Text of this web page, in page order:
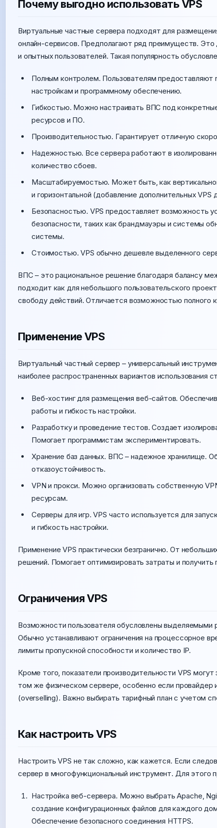
Почему выгодно использовать VPS
Виртуальные частные сервера подходят для
онлайн-сервисов. Предполагают ряд преимуществ. Это
и опытных пользователей. Такая популярность
Полным контролем. Пользователям предоставляют
настройкам и программному обеспечению.
Гибкостью. Можно настраивать ВПС под
ресурсов и ПО.
Производительностью. Гарантирует отличную
Надежностью. Все сервера работают в
количество сбоев.
Масштабируемостью. Может быть, как
и горизонтальной (добавление дополнительных VPS
Безопасностью. VPS предоставляет возможность
безопасности, таких как брандмауэры и системы
системы.
Стоимостью. VPS обычно дешевле выделенного
ВПС – это рациональное решение благодаря балансу
подходит как для небольшого пользовательского
свободу действий. Отличается возможностью полного
Применение VPS
Виртуальный частный сервер – универсальный
наиболее распространенных вариантов использования
Веб-хостинг для размещения веб-сайтов.
работы и гибкость настройки.
Разработку и проведение тестов. Создает
Помогает программистам экспериментировать.
Хранение баз данных. ВПС – надежное хранилище.
отказоустойчивость.
VPN и прокси. Можно организовать собственную
ресурсам.
Серверы для игр. VPS часто используется для
и гибкость настройки.
Применение VPS практически безгранично. От
решений. Помогает оптимизировать затраты и
Ограничения VPS
Возможности пользователя обусловлены выделяемыми
Обычно устанавливают ограничения на процессорное
лимиты пропускной способности и количество IP.
Кроме того, показатели производительности VPS
том же физическом сервере, особенно если провайдер
(overselling). Важно выбирать тарифный план с учетом
Как настроить VPS
Настроить VPS не так сложно, как кажется. Если
сервер в многофункциональный инструмент. Для этого
Настройка веб-сервера. Можно выбрать Apache,
создание конфигурационных файлов для каждого
Обеспечение безопасного соединения HTTPS.